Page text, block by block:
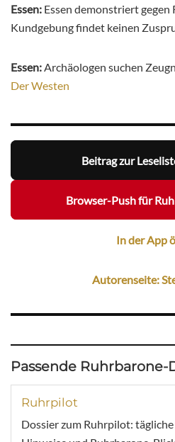
Essen: Essen demonstriert gegen
Kundgebung findet keinen
Essen:Archäologen suchen
Der Westen
Beitrag zur
Browser-Push für
In der App
Autorenseite:
Passende Ruhrbarone-
Ruhrpilot
Dossier zum Ruhrpilot: